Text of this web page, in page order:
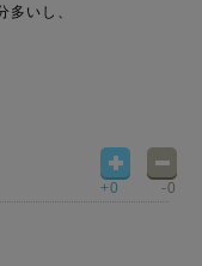
多いし、
+0 -0